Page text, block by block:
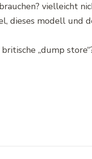
vielleicht
dieses modell und
„dump